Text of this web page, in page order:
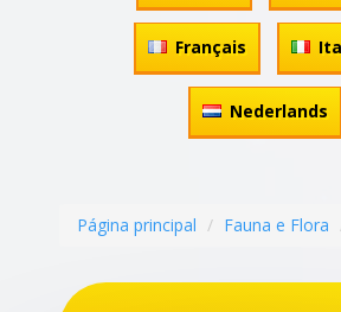
Français
Nederlands
Página principal Fauna e Flora